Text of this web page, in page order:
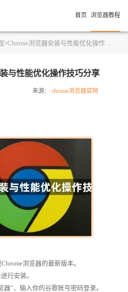
首页 浏览器教程
>Chrome浏览器安装与性能优化操作技巧分享
与性能优化操作技巧分享
来源： chrome浏览器官网
浏览器的最新版本。
行安装。
”，输入你的谷歌账号密码登录。